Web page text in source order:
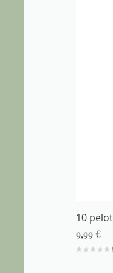
10
Prix
9,99 €
★ ★ ★ ★ ★ 0